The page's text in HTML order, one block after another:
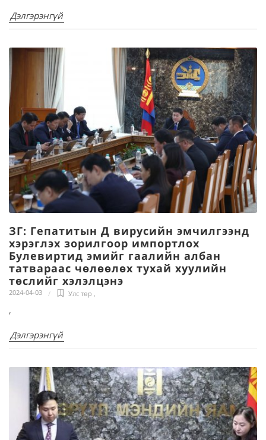
Дэлгэрэнгүй
ЗГ: Гепатитын Д вирусийн эмчилгээнд
хэрэглэх зорилгоор импортлох
Булевиртид эмийг гаалийн албан
татвараас чөлөөлөх тухай хуулийн
төслийг хэлэлцэнэ
2024-04-03 Улс төр ,
,
Дэлгэрэнгүй